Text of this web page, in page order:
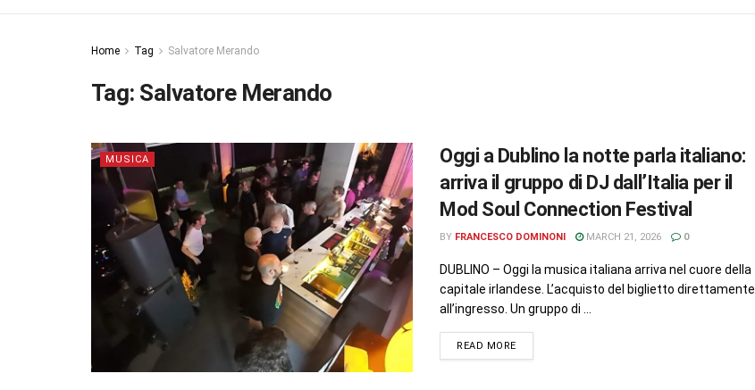
Home Tag Salvatore Merando
Tag: Salvatore Merando
MUSICA
Oggi a Dublino la notte parla italiano:
arriva il gruppo di DJ dall’Italia per il
Mod Soul Connection Festival
BY FRANCESCO DOMINONI MARCH 21, 2026 0
DUBLINO – Oggi la musica italiana arriva nel cuore della
capitale irlandese. L’acquisto del biglietto direttamente
all’ingresso. Un gruppo di ...
READ MORE